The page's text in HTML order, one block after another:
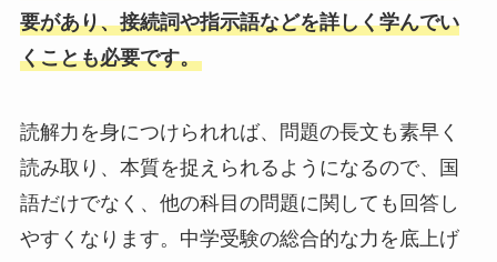
要があり、接続詞や指示語などを詳しく学んでい
くことも必要です。
読解力を身につけられれば、問題の長文も素早く
読み取り、本質を捉えられるようになるので、国
語だけでなく、他の科目の問題に関しても回答し
やすくなります。中学受験の総合的な力を底上げ